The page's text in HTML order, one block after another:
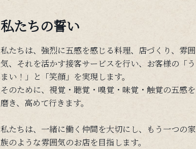
私たちの誓い
私たちは、強烈に五感を感じる料理、店づくり、雰囲
気、それを活かす接客サービスを行い、お客様の「う
まい！」と「笑顔」を実現します。
そのために、視覚・聴覚・嗅覚・味覚・触覚の五感を
磨き、高めて行きます。
私たちは、一緒に働く仲間を大切にし、もう一つの家
族のような雰囲気のお店を目指します。